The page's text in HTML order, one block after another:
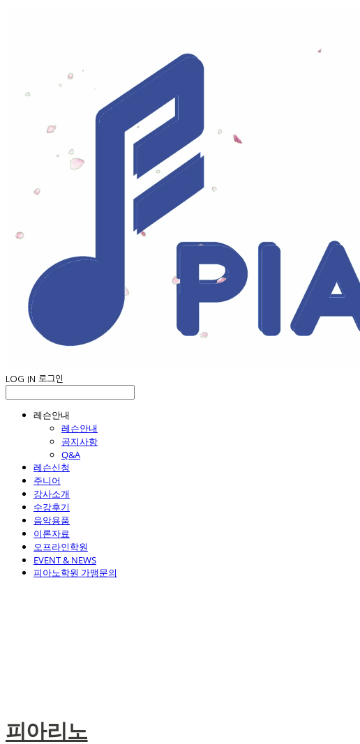
LOG IN 로그인
레슨안내
레슨안내
공지사항
Q&A
레슨신청
주니어
강사소개
수강후기
음악용품
이론자료
오프라인학원
EVENT & NEWS
피아노학원 가맹문의
피아리노